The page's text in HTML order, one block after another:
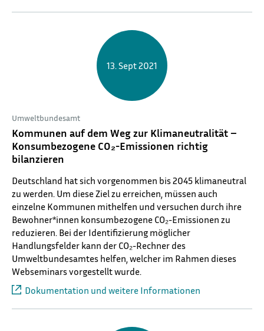
13. Sept 2021
Umweltbundesamt
Kommunen auf dem Weg zur Klimaneutralität –
Konsumbezogene CO₂-Emissionen richtig
bilanzieren
Deutschland hat sich vorgenommen bis 2045 klimaneutral
zu werden. Um diese Ziel zu erreichen, müssen auch
einzelne Kommunen mithelfen und versuchen durch ihre
Bewohner*innen konsumbezogene CO₂-Emissionen zu
reduzieren. Bei der Identifizierung möglicher
Handlungsfelder kann der CO₂-Rechner des
Umweltbundesamtes helfen, welcher im Rahmen dieses
Webseminars vorgestellt wurde.
Dokumentation und weitere Informationen